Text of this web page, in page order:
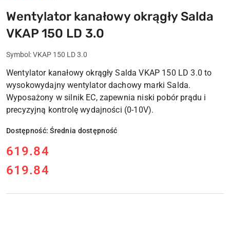
Wentylator kanałowy okrągły Salda
VKAP 150 LD 3.0
Symbol:VKAP 150 LD 3.0
Wentylator kanałowy okrągły Salda VKAP 150 LD 3.0 to
wysokowydajny wentylator dachowy marki Salda.
Wyposażony w silnik EC, zapewnia niski pobór prądu i
precyzyjną kontrolę wydajności (0-10V).
Dostępność:Średnia dostępność
cena:
619.84
Cena:
619.84